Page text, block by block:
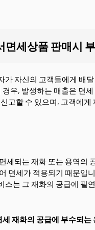
면세상품 판매시
가 자신의 고객들에게 배
경우, 발생하는 매출은 면
고할 수 있으며, 고객에
세되는 재화 또는 용역의
면세가 적용되기 때문입
스는 그 재화의 공급에 필
재화의 공급에 부수되